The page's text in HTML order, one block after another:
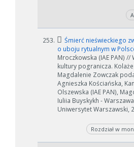
253.
Śmierć nieświeckiego
o uboju rytualnym w
Mroczkowska (IAE PAN) //
kultury pogranicza.
Magdalenie Zowczak
Agnieszka Kościańska,
Olszewska (IAE PAN),
Iuliia Buyskykh -
Uniwersytet Warszawski,
Rozdział w